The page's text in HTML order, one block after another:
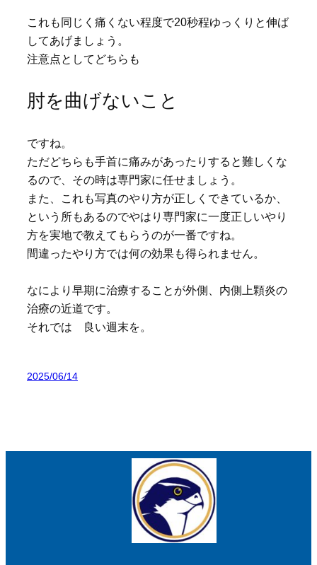
これも同じく痛くない程度で20秒程ゆっくりと伸ば
してあげましょう。
注意点としてどちらも
肘を曲げないこと
ですね。
ただどちらも手首に痛みがあったりすると難しくな
るので、その時は専門家に任せましょう。
また、これも写真のやり方が正しくできているか、
という所もあるのでやはり専門家に一度正しいやり
方を実地で教えてもらうのが一番ですね。
間違ったやり方では何の効果も得られません。
なにより早期に治療することが外側、内側上顆炎の
治療の近道です。
それでは 良い週末を。
2025/06/14